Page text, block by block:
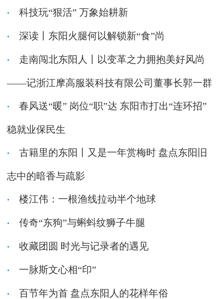
科技玩“狠活” 万象始耕新
深读丨东阳火腿何以解锁新“食”尚
走南闯北东阳人丨以变革之力拥抱美好风尚
——记浙江摩高服装科技有限公司董事长郭一群
春风送“暖” 岗位“职”达 东阳市打出“连环招”
稳就业保民生
古籍里的东阳丨又是一年赏梅时 盘点东阳旧
志中的暗香与疏影
楼江伟：一根渔线拉动半个地球
传奇“东狗”与蝌蚪纹狮子牛腿
收藏团圆 时光与记录者的遇见
一脉斯文心相“印”
百节年为首 盘点东阳人的花样年俗